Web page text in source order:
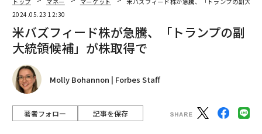
2024.05.23 12:30
米バズフィード株が急騰、「トランプの副
大統領候補」が株取得で
Molly Bohannon | Forbes Staff
著者フォロー 記事を保存